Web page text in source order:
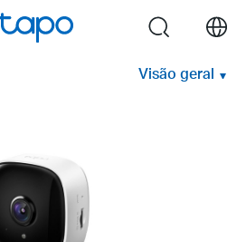
search
Visão geral